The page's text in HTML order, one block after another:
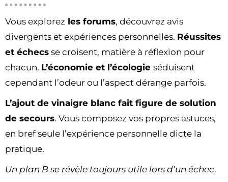
Vous explorez les forums, découvrez avis
divergents et expériences personnelles. Réussites
et échecs se croisent, matière à réflexion pour
chacun. L’économie et l’écologie séduisent
cependant l’odeur ou l’aspect dérange parfois.
L’ajout de vinaigre blanc fait figure de solution
de secours. Vous composez vos propres astuces,
en bref seule l’expérience personnelle dicte la
pratique.
Un plan B se révèle toujours utile lors d’un échec.